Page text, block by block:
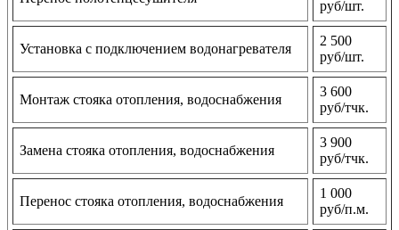
руб/шт.
Установка с подключением водонагревателя
2 500
руб/шт.
Монтаж стояка отопления, водоснабжения
3 600
руб/тчк.
Замена стояка отопления, водоснабжения
3 900
руб/тчк.
Перенос стояка отопления, водоснабжения
1 000
руб/п.м.